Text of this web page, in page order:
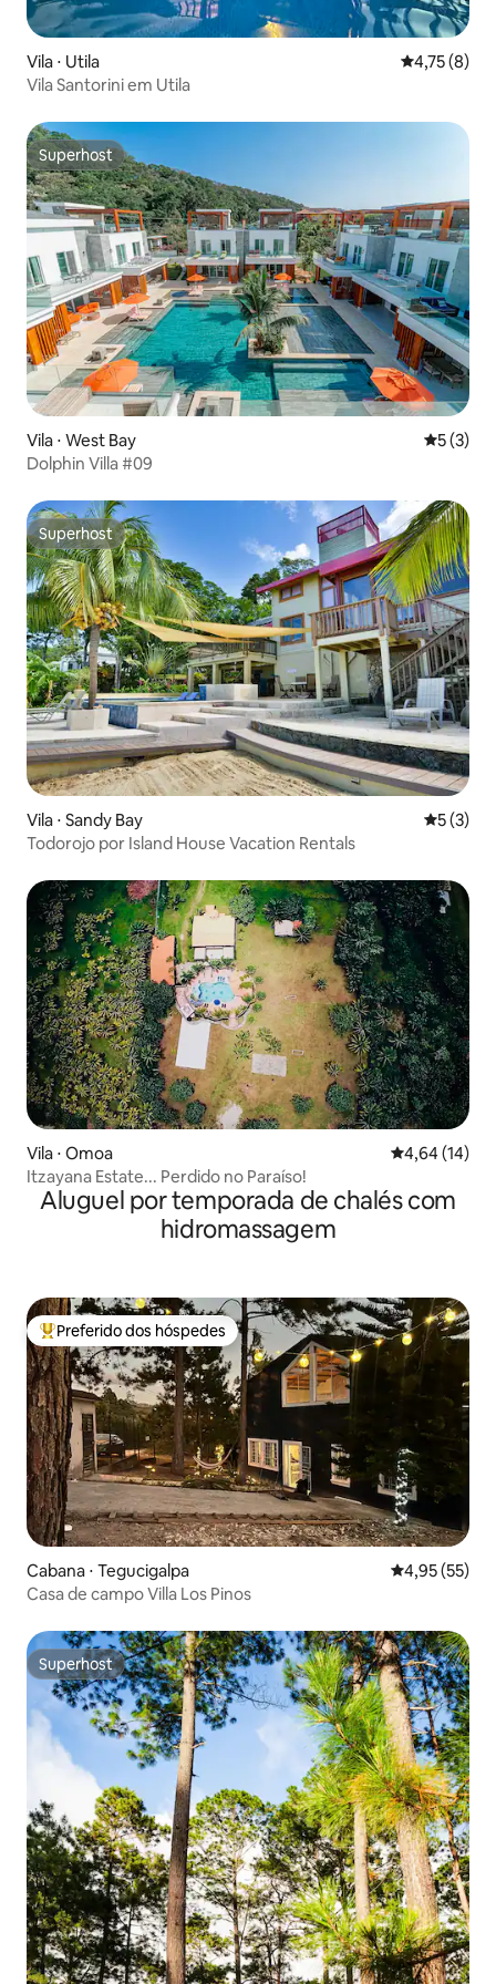
Vila ⋅ Utila 4,75 de
4,75 (8)
Vila Santorini em Utila
Superhost
Superhost
Vila ⋅ West Bay 5 de
5 (3)
Dolphin Villa #09
Superhost
Superhost
Vila ⋅ Sandy Bay 5 de
5 (3)
Todorojo por Island House Vacation Rentals
Vila ⋅ Omoa 4,64 de uma
4,64 (14)
Itzayana Estate... Perdido no Paraíso!
Aluguel por temporada de chalés com
hidromassagem
Entre os melhores preferidos dos hóspedes
Preferido dos hóspedes
Cabana ⋅ Tegucigalpa 4,95 de uma
4,95 (55)
Casa de campo Villa Los Pinos
Superhost
Superhost